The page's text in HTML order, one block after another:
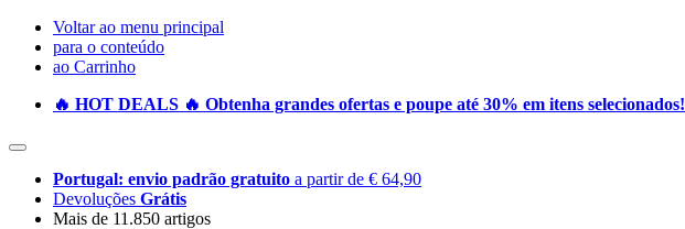
Voltar ao menu principal
para o conteúdo
ao Carrinho
🔥 HOT DEALS 🔥 Obtenha grandes ofertas e poupe até 30% em itens selecionados!
Portugal: envio padrão gratuito a partir de € 64,90
Devoluções Grátis
Mais de 11.850 artigos